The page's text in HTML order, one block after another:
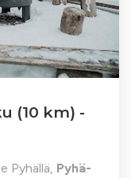
(10 km) -
Pyhällä, Pyhä-